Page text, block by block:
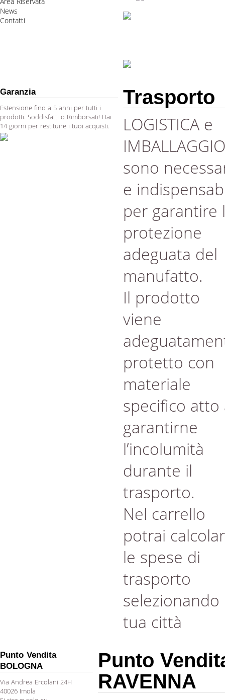
News
Contatti
Garanzia
Estensione fino a 5 anni per tutti i
prodotti. Soddisfatti o Rimborsati! Hai
14 giorni per restituire i tuoi acquisti.
Trasporto
LOGISTICA e
IMBALLAGGIO
sono
e
per garantire
protezione
adeguata del
manufatto.
Il prodotto
viene
protetto con
materiale
specifico atto
garantirne
l’incolumità
durante il
trasporto.
Nel carrello
potrai
le spese di
trasporto
selezionando
tua città
Punto Vendita
BOLOGNA
Via Andrea Ercolani 24H
40026 Imola
Punto
RAVENNA